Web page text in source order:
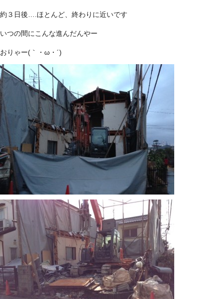
約３日後….ほとんど、終わりに近いです
いつの間にこんな進んだんやー
おりゃー(｀・ω・´)